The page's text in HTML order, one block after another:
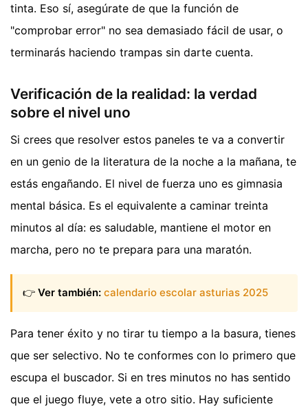
tinta. Eso sí, asegúrate de que la función de
"comprobar error" no sea demasiado fácil de usar, o
terminarás haciendo trampas sin darte cuenta.
Verificación de la realidad: la verdad
sobre el nivel uno
Si crees que resolver estos paneles te va a convertir
en un genio de la literatura de la noche a la mañana, te
estás engañando. El nivel de fuerza uno es gimnasia
mental básica. Es el equivalente a caminar treinta
minutos al día: es saludable, mantiene el motor en
marcha, pero no te prepara para una maratón.
👉 Ver también: calendario escolar asturias 2025
Para tener éxito y no tirar tu tiempo a la basura, tienes
que ser selectivo. No te conformes con lo primero que
escupa el buscador. Si en tres minutos no has sentido
que el juego fluye, vete a otro sitio. Hay suficiente